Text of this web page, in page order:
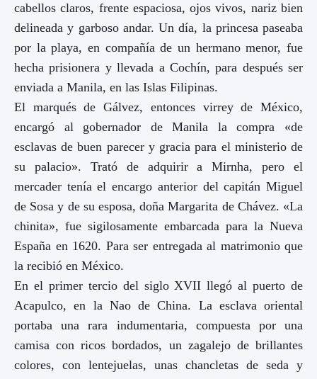
cabellos claros, frente espaciosa, ojos vivos, nariz bien
delineada y garboso andar. Un día, la princesa paseaba
por la playa, en compañía de un hermano menor, fue
hecha prisionera y llevada a Cochín, para después ser
enviada a Manila, en las Islas Filipinas.
El marqués de Gálvez, entonces virrey de México,
encargó al gobernador de Manila la compra «de
esclavas de buen parecer y gracia para el ministerio de
su palacio». Trató de adquirir a Mirnha, pero el
mercader tenía el encargo anterior del capitán Miguel
de Sosa y de su esposa, doña Margarita de Chávez. «La
chinita», fue sigilosamente embarcada para la Nueva
España en 1620. Para ser entregada al matrimonio que
la recibió en México.
En el primer tercio del siglo XVII llegó al puerto de
Acapulco, en la Nao de China. La esclava oriental
portaba una rara indumentaria, compuesta por una
camisa con ricos bordados, un zagalejo de brillantes
colores, con lentejuelas, unas chancletas de seda y